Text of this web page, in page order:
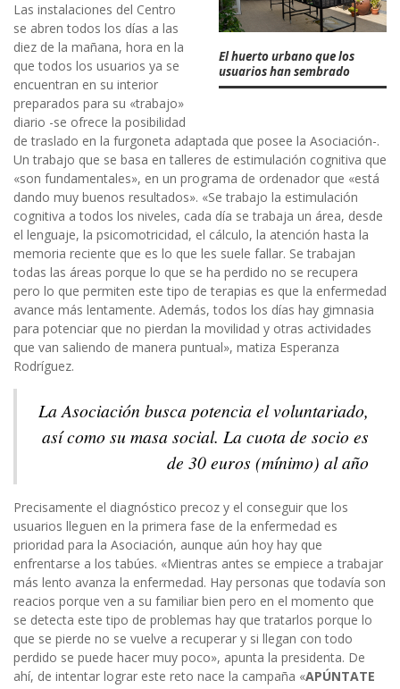
El huerto urbano que los
usuarios han sembrado
Las instalaciones del Centro
se abren todos los días a las
diez de la mañana, hora en la
que todos los usuarios ya se
encuentran en su interior
preparados para su «trabajo»
diario -se ofrece la posibilidad
de traslado en la furgoneta adaptada que posee la Asociación-.
Un trabajo que se basa en talleres de estimulación cognitiva que
«son fundamentales», en un programa de ordenador que «está
dando muy buenos resultados». «Se trabajo la estimulación
cognitiva a todos los niveles, cada día se trabaja un área, desde
el lenguaje, la psicomotricidad, el cálculo, la atención hasta la
memoria reciente que es lo que les suele fallar. Se trabajan
todas las áreas porque lo que se ha perdido no se recupera
pero lo que permiten este tipo de terapias es que la enfermedad
avance más lentamente. Además, todos los días hay gimnasia
para potenciar que no pierdan la movilidad y otras actividades
que van saliendo de manera puntual», matiza Esperanza
Rodríguez.
La Asociación busca potencia el voluntariado,
así como su masa social. La cuota de socio es
de 30 euros (mínimo) al año
Precisamente el diagnóstico precoz y el conseguir que los
usuarios lleguen en la primera fase de la enfermedad es
prioridad para la Asociación, aunque aún hoy hay que
enfrentarse a los tabúes. «Mientras antes se empiece a trabajar
más lento avanza la enfermedad. Hay personas que todavía son
reacios porque ven a su familiar bien pero en el momento que
se detecta este tipo de problemas hay que tratarlos porque lo
que se pierde no se vuelve a recuperar y si llegan con todo
perdido se puede hacer muy poco», apunta la presidenta. De
ahí, de intentar lograr este reto nace la campaña «APÚNTATE